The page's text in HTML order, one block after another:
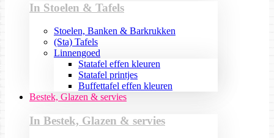
In Stoelen & Tafels
Stoelen, Banken & Barkrukken
(Sta) Tafels
Linnengoed
Statafel effen kleuren
Statafel printjes
Buffettafel effen kleuren
Bestek, Glazen & servies
In Bestek, Glazen & servies